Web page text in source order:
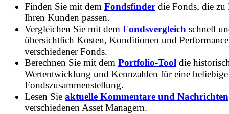
Finden Sie mit dem Fondsfinder die Fonds, die zu
Ihren Kunden passen.
Vergleichen Sie mit dem Fondsvergleich schnell
übersichtlich Kosten, Konditionen und Performance
verschiedener Fonds.
Berechnen Sie mit dem Portfolio-Tool die
Wertentwicklung und Kennzahlen für eine beliebige
Fondszusammenstellung.
Lesen Sie aktuelle Kommentare und Nachrichten
verschiedenen Asset Managern.